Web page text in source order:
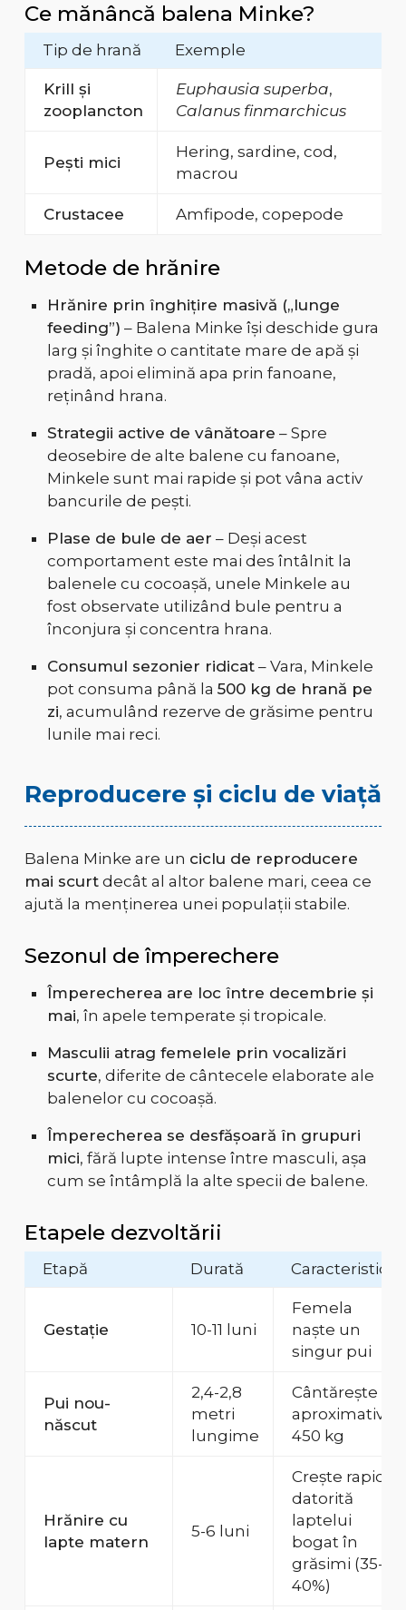
Ce mănâncă balena Minke?
Tip de hrană Exemple
Krill și
zooplancton
Euphausia superba,
Calanus finmarchicus
Pești mici
Hering, sardine, cod,
macrou
Crustacee Amfipode, copepode
Metode de hrănire
Hrănire prin înghițire masivă („lunge
feeding”) – Balena Minke își deschide gura
larg și înghite o cantitate mare de apă și
pradă, apoi elimină apa prin fanoane,
reținând hrana.
Strategii active de vânătoare – Spre
deosebire de alte balene cu fanoane,
Minkele sunt mai rapide și pot vâna activ
bancurile de pești.
Plase de bule de aer – Deși acest
comportament este mai des întâlnit la
balenele cu cocoașă, unele Minkele au
fost observate utilizând bule pentru a
înconjura și concentra hrana.
Consumul sezonier ridicat– Vara, Minkele
pot consuma până la 500 kg de hrană pe
zi, acumulând rezerve de grăsime pentru
lunile mai reci.
Reproducere și ciclu de viață
Balena Minke are un ciclu de reproducere
mai scurtdecât al altor balene mari, ceea ce
ajută la menținerea unei populații stabile.
Sezonul de împerechere
Împerecherea are loc între decembrie și
mai, în apele temperate și tropicale.
Masculii atrag femelele prin vocalizări
scurte, diferite de cântecele elaborate ale
balenelor cu cocoașă.
Împerecherea se desfășoară în grupuri
mici, fără lupte intense între masculi, așa
cum se întâmplă la alte specii de balene.
Etapele dezvoltării
Etapă Durată Caracteristici
Gestație 10-11 luni
Femela
naște un
singur pui
Pui nou-
născut
2,4-2,8
metri
lungime
Cântărește
aproximativ
450 kg
Hrănire cu
lapte matern
5-6 luni
Crește rapid
datorită
laptelui
bogat în
grăsimi (35-
40%)